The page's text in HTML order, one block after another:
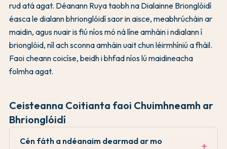
rud atá agat. Déanann Ruya taobh na Dialainne Brionglóidí
éasca le dialann bhrionglóidí saor in aisce, meabhrúcháin ar
maidin, agus nuair is fiú níos mó ná líne amháin i ndialann í
brionglóid, níl ach sconna amháin uait chun léirmhíniú a fháil.
Faoi cheann coicíse, beidh i bhfad níos lú maidineacha
folmha agat.
Ceisteanna Coitianta faoi Chuimhneamh ar
Bhrionglóidí
Cén fáth a ndéanaim dearmad ar mo